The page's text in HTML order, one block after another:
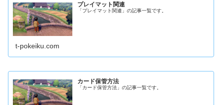
プレイマット関連
「プレイマット関連」の記事一覧です。
t-pokeiku.com
カード保管方法
「カード保管方法」の記事一覧です。